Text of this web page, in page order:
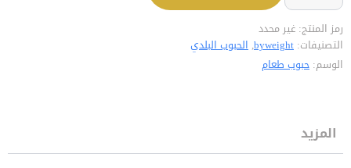
رمز المنتج: غير محدد
التصنيفات: byweight
, الحبوب البلدي
الوسم: حبوب طعام
المزيد